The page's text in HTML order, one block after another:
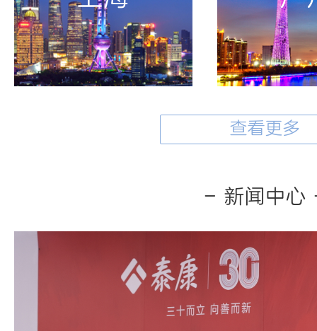
查看更多
- 新闻中